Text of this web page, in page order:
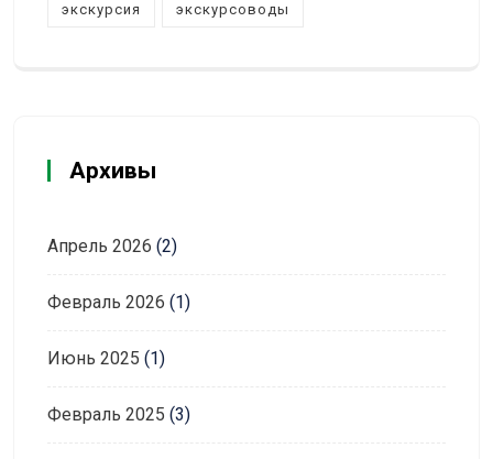
экскурсия экскурсоводы
Архивы
Апрель 2026 (2)
Февраль 2026 (1)
Июнь 2025 (1)
Февраль 2025 (3)